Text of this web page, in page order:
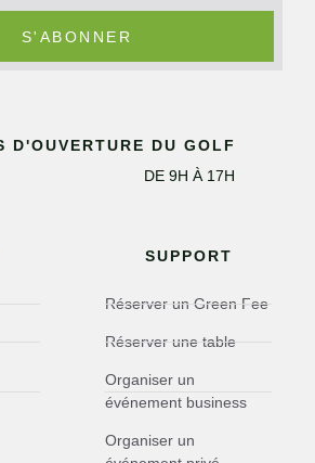
SUPPORT
Réserver un Green Fee
Réserver une table
Organiser un
événement business
Organiser un
S'ABONNER
D'OUVERTURE DU GOLF
DE 9H À 17H